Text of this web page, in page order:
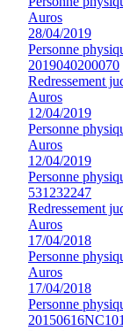
Auros
28/04/2019
Personne
2019040200070
Redressement
Auros
12/04/2019
Personne
Auros
12/04/2019
Personne
531232247
Redressement
Auros
17/04/2018
Personne
Auros
17/04/2018
Personne
20150616NC101